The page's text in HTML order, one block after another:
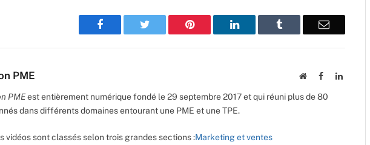
Facebook Twitter Pinterest LinkedIn Tumblr Email
PME WebsiteFacebookLinkedIn
PMEest entièrement numérique fondé le 29 septembre 2017 et qui réuni plus de 80
dans différents domaines entourant une PME et une TPE.
vidéos sont classés selon trois grandes sections :Marketing et ventes